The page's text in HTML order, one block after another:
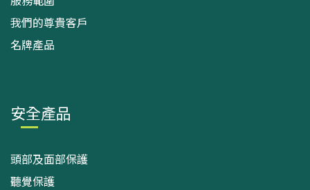
我們的尊貴客戶
名牌產品
安全產品
頭部及面部保護
聽覺保護